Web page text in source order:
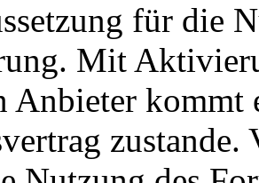
für die
Mit
Anbieter
zustande.